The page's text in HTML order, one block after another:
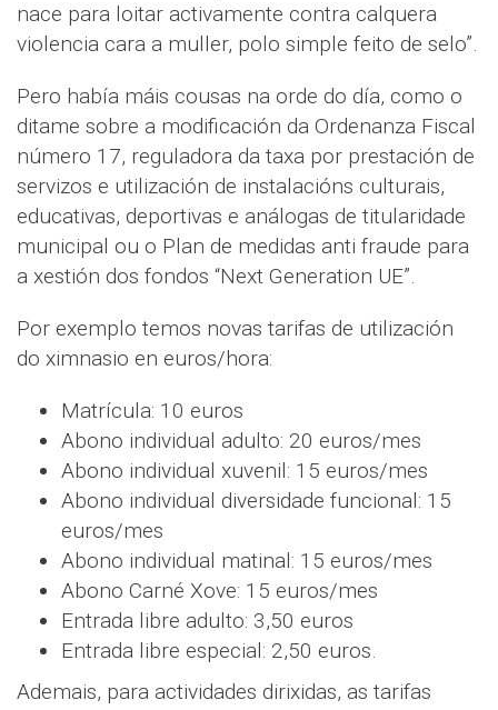
nace para loitar activamente contra calquera
violencia cara a muller, polo simple feito de selo”.
Pero había máis cousas na orde do día, como o
ditame sobre a modificación da Ordenanza Fiscal
número 17, reguladora da taxa por prestación de
servizos e utilización de instalacións culturais,
educativas, deportivas e análogas de titularidade
municipal ou o Plan de medidas anti fraude para
a xestión dos fondos “Next Generation UE”.
Por exemplo temos novas tarifas de utilización
do ximnasio en euros/hora:
Matrícula: 10 euros
Abono individual adulto: 20 euros/mes
Abono individual xuvenil: 15 euros/mes
Abono individual diversidade funcional: 15
euros/mes
Abono individual matinal: 15 euros/mes
Abono Carné Xove: 15 euros/mes
Entrada libre adulto: 3,50 euros
Entrada libre especial: 2,50 euros.
Ademais, para actividades dirixidas, as tarifas